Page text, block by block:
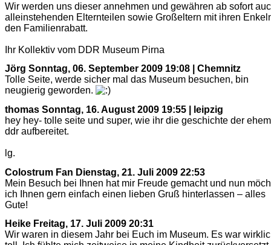
Wir werden uns dieser annehmen und gewähren ab sofort
alleinstehenden Elternteilen sowie Großeltern mit ihren
den Familienrabatt.
Ihr Kollektiv vom DDR Museum Pirna
Jörg Sonntag, 06. September 2009 19:08 | Chemnitz
Tolle Seite, werde sicher mal das Museum besuchen, bin
neugierig geworden.
thomas Sonntag, 16. August 2009 19:55 | leipzig
hey hey- tolle seite und super, wie ihr die geschichte der
ddr aufbereitet.
lg.
Colostrum Fan Dienstag, 21. Juli 2009 22:53
Mein Besuch bei Ihnen hat mir Freude gemacht und nun
ich Ihnen gern einfach einen lieben Gruß hinterlassen – alles
Gute!
Heike Freitag, 17. Juli 2009 20:31
Wir waren in diesem Jahr bei Euch im Museum. Es war